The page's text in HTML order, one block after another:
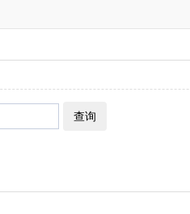
查询